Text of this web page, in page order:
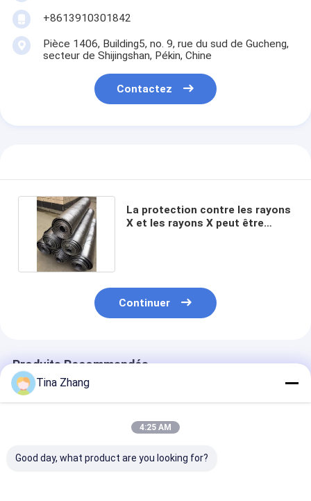
+8613910301842
Pièce 1406, Building5, no. 9, rue du sud de Gucheng,
secteur de Shijingshan, Pékin, Chine
Contactez
La protection contre les rayons
X et les rayons X peut être
Continuer
Produits Recommandés
Tina Zhang
4:25 AM
Good day, what product are you looking for?